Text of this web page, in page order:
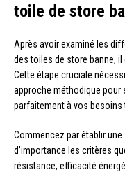
toile de store
Après avoir examiné les
des toiles de store banne,
Cette étape cruciale
approche méthodique pour
parfaitement à vos besoins
Commencez par établir une
d’importance les critères
résistance, efficacité